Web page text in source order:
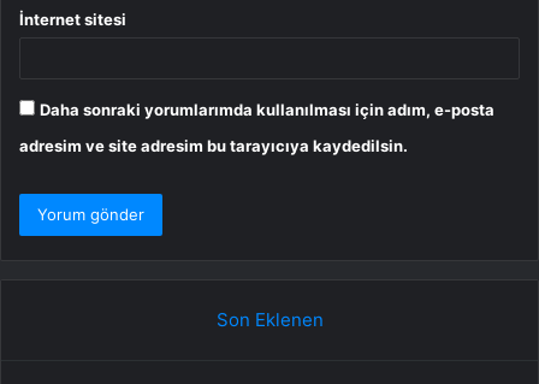
İnternet sitesi
Daha sonraki yorumlarımda kullanılması için adım, e-posta
adresim ve site adresim bu tarayıcıya kaydedilsin.
Son Eklenen